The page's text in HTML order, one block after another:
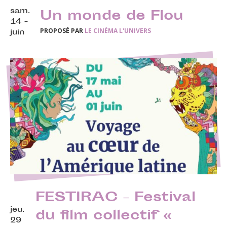
sam.
14 -
juin
Un monde de Flou
PROPOSÉ PAR LE CINÉMA L'UNIVERS
jeu.
29
FESTIRAC – Festival
du film collectif «